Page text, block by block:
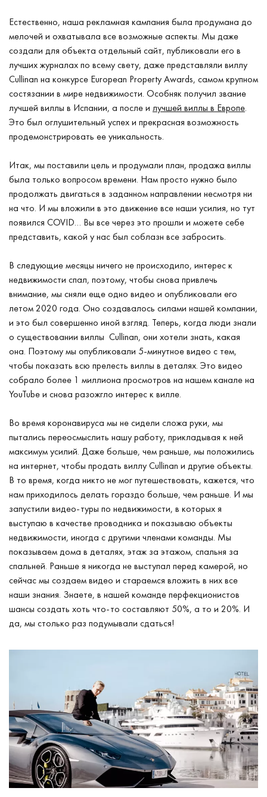
Естественно, наша рекламная кампания была продумана до
мелочей и охватывала все возможные аспекты. Мы даже
создали для объекта отдельный сайт, публиковали его в
лучших журналах по всему свету, даже представляли виллу
Cullinan на конкурсе European Property Awards, самом крупном
состязании в мире недвижимости. Особняк получил звание
лучшей виллы в Испании, а после и лучшей виллы в Европе.
Это был оглушительный успех и прекрасная возможность
продемонстрировать ее уникальность.
Итак, мы поставили цель и продумали план, продажа виллы
была только вопросом времени. Нам просто нужно было
продолжать двигаться в заданном направлении несмотря ни
на что. И мы вложили в это движение все наши усилия, но тут
появился COVID… Вы все через это прошли и можете себе
представить, какой у нас был соблазн все забросить.
В следующие месяцы ничего не происходило, интерес к
недвижимости спал, поэтому, чтобы снова привлечь
внимание, мы сняли еще одно видео и опубликовали его
летом 2020 года. Оно создавалось силами нашей компании,
и это был совершенно иной взгляд. Теперь, когда люди знали
о существовании виллы Cullinan, они хотели знать, какая
она. Поэтому мы опубликовали 5-минутное видео с тем,
чтобы показать всю прелесть виллы в деталях. Это видео
собрало более 1 миллиона просмотров на нашем канале на
YouTube и снова разожгло интерес к вилле.
Во время коронавируса мы не сидели сложа руки, мы
пытались переосмыслить нашу работу, прикладывая к ней
максимум усилий. Даже больше, чем раньше, мы положились
на интернет, чтобы продать виллу Cullinan и другие объекты.
В то время, когда никто не мог путешествовать, кажется, что
нам приходилось делать гораздо больше, чем раньше. И мы
запустили видео-туры по недвижимости, в которых я
выступаю в качестве проводника и показываю объекты
недвижимости, иногда с другими членами команды. Мы
показываем дома в деталях, этаж за этажом, спальня за
спальней. Раньше я никогда не выступал перед камерой, но
сейчас мы создаем видео и стараемся вложить в них все
наши знания. Знаете, в нашей команде перфекционистов
шансы создать хоть что-то составляют 50%, а то и 20%. И
да, мы столько раз подумывали сдаться!